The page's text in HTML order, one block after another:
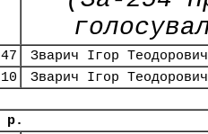
Зварич Ігор Теодорович
Зварич Ігор Теодорович
р.